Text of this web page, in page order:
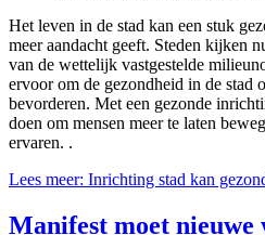
Het leven in de stad kan een stuk
meer aandacht geeft. Steden kijken
van de wettelijk vastgestelde
ervoor om de gezondheid in de stad
bevorderen. Met een gezonde
doen om mensen meer te laten
ervaren. .
Lees meer: Inrichting stad kan
Manifest moet